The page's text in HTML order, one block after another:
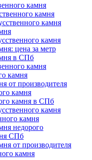
камня
камня
камня
камня
цена за метр
в СПб
камня
камня
от производителя
камня
камня в СПб
камня
камня
недорого
СПб
от производителя
камня